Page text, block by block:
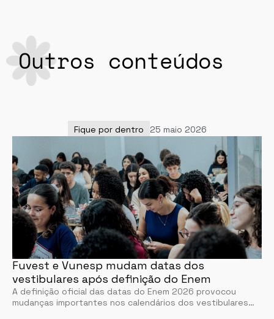
Outros conteúdos
Fique por dentro 25 maio 2026
Fuvest e Vunesp mudam datas dos
vestibulares após definição do Enem
A definição oficial das datas do Enem 2026 provocou
mudanças importantes nos calendários dos vestibulares…